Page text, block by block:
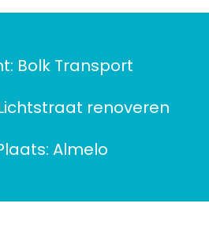
Bolk Transport
renoveren
Almelo